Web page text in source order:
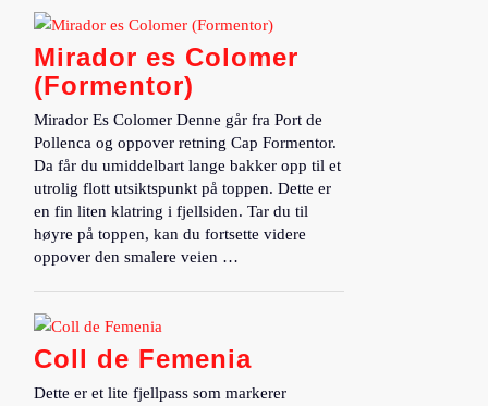
Mirador es Colomer
(Formentor)
Mirador Es Colomer Denne går fra Port de
Pollenca og oppover retning Cap Formentor.
Da får du umiddelbart lange bakker opp til et
utrolig flott utsiktspunkt på toppen. Dette er
en fin liten klatring i fjellsiden. Tar du til
høyre på toppen, kan du fortsette videre
oppover den smalere veien …
Coll de Femenia
Dette er et lite fjellpass som markerer